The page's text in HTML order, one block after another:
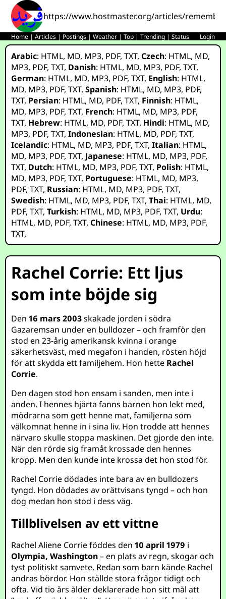
https://www.hostmaster.org/articles/
Home |Articles | Postings |Weather |Top |Trending |Status Login
Arabic: HTML, MD, MP3, PDF,TXT,Czech: HTML, MD,
MP3, PDF,TXT, Danish: HTML, MD, MP3, PDF,TXT,
German: HTML, MD, MP3, PDF,TXT, English: HTML,
MD, MP3, PDF,TXT,Spanish: HTML, MD, MP3, PDF,
TXT, Persian: HTML, MD, PDF,TXT, Finnish: HTML,
MD, MP3, PDF,TXT, French: HTML, MD, MP3, PDF,
TXT, Hebrew: HTML, MD, PDF,TXT, Hindi: HTML, MD,
MP3, PDF,TXT,Indonesian: HTML, MD, PDF,TXT,
Icelandic: HTML, MD, MP3, PDF,TXT,Italian: HTML,
MD, MP3, PDF,TXT, Japanese: HTML, MD, MP3, PDF,
TXT, Dutch: HTML, MD, MP3, PDF,TXT, Polish: HTML,
MD, MP3, PDF,TXT, Portuguese: HTML, MD, MP3,
PDF,TXT, Russian: HTML, MD, MP3, PDF,TXT,
Swedish: HTML, MD, MP3, PDF,TXT,Thai: HTML, MD,
PDF,TXT,Turkish: HTML, MD, MP3, PDF,TXT, Urdu:
HTML, MD, PDF,TXT,Chinese: HTML, MD, MP3, PDF,
TXT,
Rachel Corrie: Ett ljus
som inte böjde sig
Den16 mars 2003skakade jorden i södra
Gazaremsan under en bulldozer – och framför den
stod en 23-årig amerikansk kvinna i orange
säkerhetsväst, med megafon i handen, rösten höjd
för att skydda ett familjehem. Hon hette Rachel
Corrie.
Den dagen stod hon ensam i sanden, men inte i
anden. I hennes hjärta fanns barnen hon lekt med,
mödrarna som gett henne mat, familjerna som
välkomnat henne in i sina liv. Hon trodde att hennes
närvaro skulle stoppa maskinen. Det gjorde den inte.
När den rörde sig framåt krossade den hennes
kropp. Men den kunde inte krossa det hon stod för.
Rachel Corrie dödades inte bara av en bulldozers
tyngd. Hon dödades av orättvisans tyngd – och hon
dog medan hon stod i dess väg.
Tillblivelsen av ett vittne
Rachel Aliene Corrie föddes den10 april 1979 i
Olympia, Washington– en plats av regn, skogar och
tyst politiskt samvete. Redan som barn kände Rachel
andras bördor. Hon ställde stora frågor tidigt och
ofta. Vid tio års ålder deklarerade hon sitt mål att